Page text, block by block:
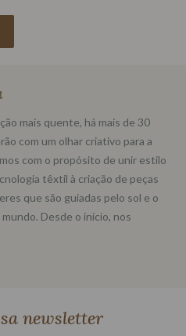
mais quente, há mais de 30
com um olhar criativo para a
com o propósito de unir estilo
têxtil à criação de peças
que são guiadas pelo sol e o
Desde o início, nos
desfiles cativantes tornaram-se
newsletter